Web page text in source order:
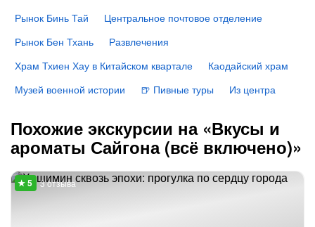
Рынок Бинь Тай
Центральное почтовое отделение
Рынок Бен Тхань
Развлечения
Храм Тхиен Хау в Китайском квартале
Каодайский храм
Музей военной истории
🍺 Пивные туры Из центра
Похожие экскурсии на «Вкусы и
ароматы Сайгона (всё включено)»
3 отзыва